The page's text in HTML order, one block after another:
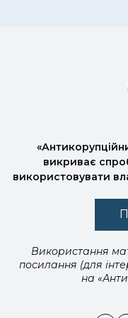
викриває
використовувати
Використання
посилання (для
на